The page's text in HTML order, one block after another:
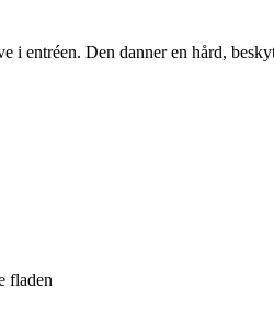
i entréen. Den danner en hård,
fladen